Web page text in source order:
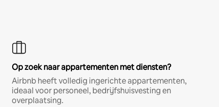
Op zoek naar appartementen met diensten?
Airbnb heeft volledig ingerichte appartementen,
ideaal voor personeel, bedrijfshuisvesting en
overplaatsing.